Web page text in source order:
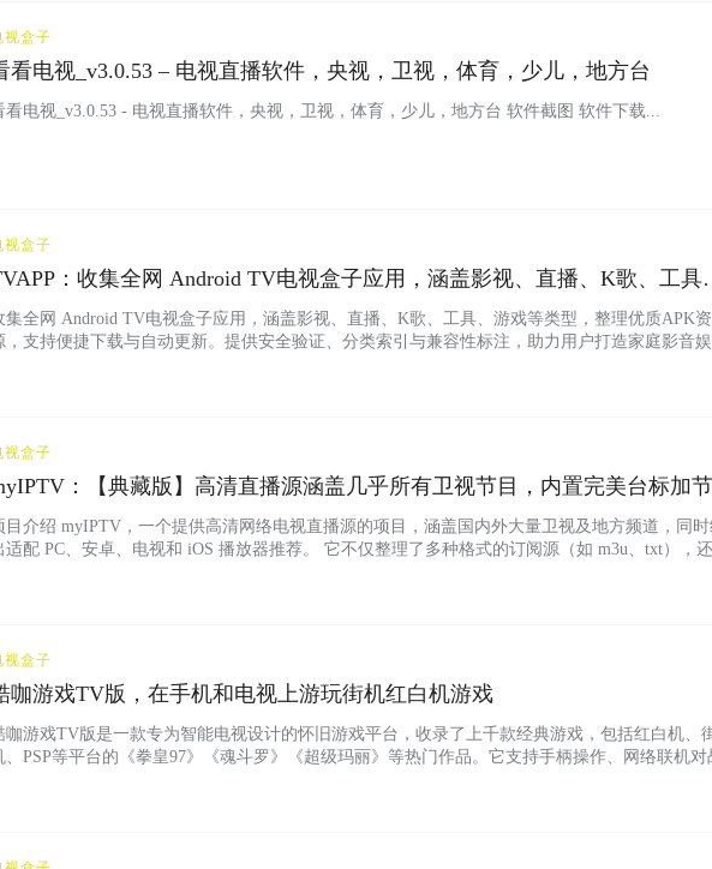
视盒子
看电视_v3.0.53 – 电视直播软件，央视，卫视，体育，少儿，地方台
看电视_v3.0.53 - 电视直播软件，央视，卫视，体育，少儿，地方台 软件截图 软件下载...
视盒子
：收集全网 Android TV电视盒子应用，涵盖影视、直播、K歌、工具
戏等类型
集全网 Android TV电视盒子应用，涵盖影视、直播、K歌、工具、游戏等类型，整理优质APK资
，支持便捷下载与自动更新。提供安全验证、分类索引与兼容性标注，助力用户打造家庭影音
视盒子
：【典藏版】高清直播源涵盖几乎所有卫视节目，内置完美台标加
告
目介绍 myIPTV，一个提供高清网络电视直播源的项目，涵盖国内外大量卫视及地方频道，同时
适配 PC、安卓、电视和 iOS 播放器推荐。 它不仅整理了多种格式的订阅源（如 m3u、txt），
视盒子
咖游戏TV版，在手机和电视上游玩街机红白机游戏
咖游戏TV版是一款专为智能电视设计的怀旧游戏平台，收录了上千款经典游戏，包括红白机、
、PSP等平台的《拳皇97》《魂斗罗》《超级玛丽》等热门作品。它支持手柄操作、网络联机对